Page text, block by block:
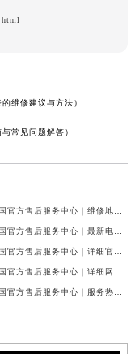
维修建议与方法）
常见问题解答）
梵克雅宝中国官方售后服务中心｜维修地址及24小时电话权威信息公示（2026年7月最新）
梵克雅宝中国官方售后服务中心｜最新电话及官方地址权威信息公示（2026年7月最新）
梵克雅宝中国官方售后服务中心｜详细官方热线及维修地址权威信息公示（2026年7月最新）
梵克雅宝中国官方售后服务中心｜详细网点地址与售后服务电话权威信息公示（2026年7月最新）
梵克雅宝中国官方售后服务中心｜服务热线与详细地址权威信息公示（2026年7月最新）